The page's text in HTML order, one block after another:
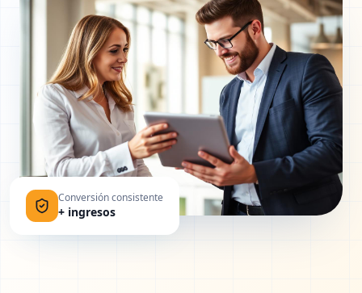
Conversión consistente
+ ingresos